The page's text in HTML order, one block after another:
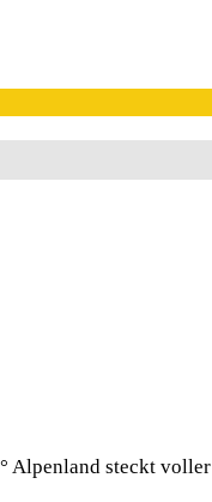
Alpenland steckt voller